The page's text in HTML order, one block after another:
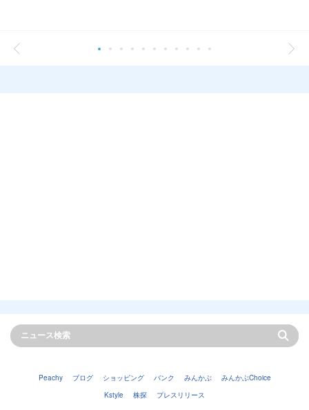
Peachy ブログ ショッピング バンク みんかぶ
みんかぶChoice
Kstyle
株探 プレスリリース